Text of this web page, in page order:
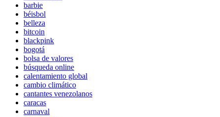
barbie
béisbol
belleza
bitcoin
blackpink
bogotá
bolsa de valores
búsqueda online
calentamiento global
cambio climático
cantantes venezolanos
caracas
carnaval